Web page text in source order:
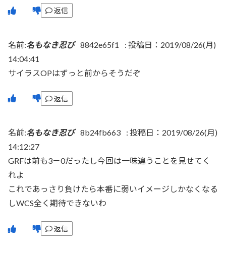
返信
名前:名もなき忍び 8842e65f1 : 投稿日：2019/08/26(月)
14:04:41
サイラスOPはずっと前からそうだぞ
返信
名前:名もなき忍び 8b24fb663 : 投稿日：2019/08/26(月)
14:12:27
GRFは前も3－0だったし今回は一味違うことを見せてく
れよ
これであっさり負けたら本番に弱いイメージしかなくなる
しWCS全く期待できないわ
返信